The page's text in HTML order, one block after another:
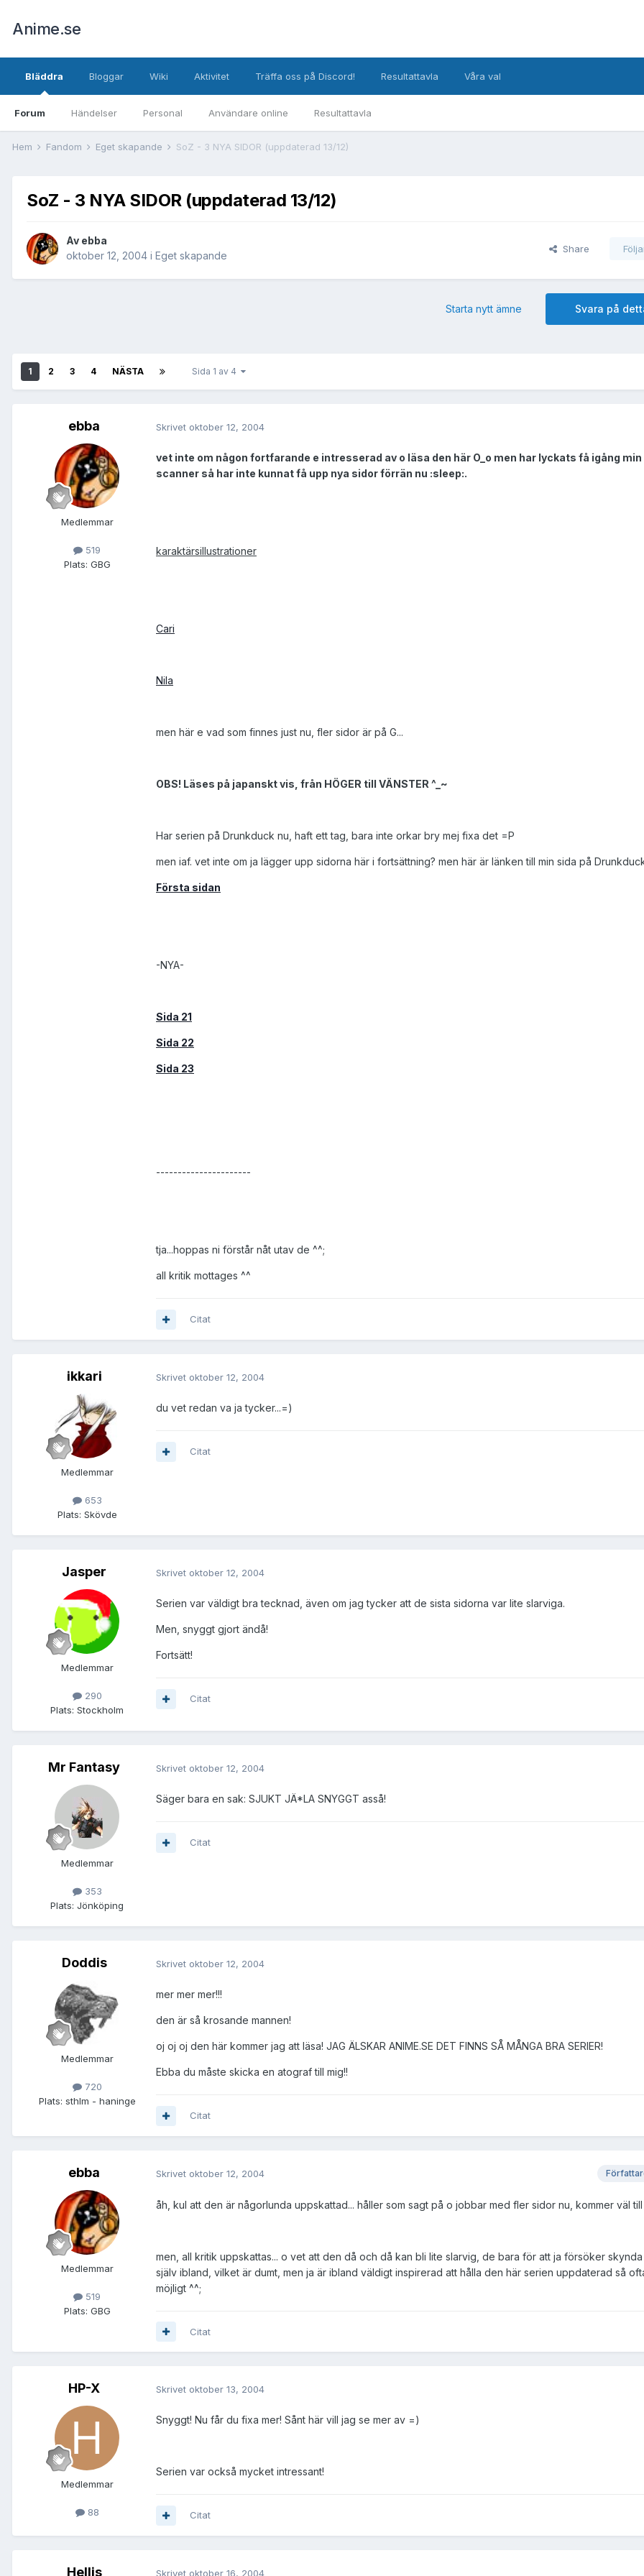
Anime.se
Bläddra
Forum Händelser Personal Användare online Resultattavla
Bloggar Wiki Aktivitet Träffa oss på Discord! Resultattavla Våra val
Hem Fandom Eget skapande SoZ - 3 NYA SIDOR (uppdaterad 13/12)
SoZ - 3 NYA SIDOR (uppdaterad 13/12)
Av ebba
oktober 12, 2004 i Eget skapande
Share
Svara på
Starta nytt ämne
1 2 3 4 NÄSTA Sida 1 av 4
ebba
Medlemmar
519
Plats: GBG
Skrivet oktober 12, 2004
vet inte om någon fortfarande e intresserad av o läsa den här O_o men har lyckats få igång
scanner så har inte kunnat få upp nya sidor förrän nu :sleep:.
karaktärsillustrationer
Cari
Nila
men här e vad som finnes just nu, fler sidor är på G...
OBS! Läses på japanskt vis, från HÖGER till VÄNSTER ^_~
Har serien på Drunkduck nu, haft ett tag, bara inte orkar bry mej fixa det =P
men iaf. vet inte om ja lägger upp sidorna här i fortsättning? men här är länken till min sida på
Första sidan
-NYA-
Sida 21
Sida 22
Sida 23
----------------------
tja...hoppas ni förstår nåt utav de ^^;
all kritik mottages ^^
Citat
ikkari
Medlemmar
653
Plats: Skövde
Skrivet oktober 12, 2004
du vet redan va ja tycker...=)
Citat
Jasper
Medlemmar
290
Plats: Stockholm
Skrivet oktober 12, 2004
Serien var väldigt bra tecknad, även om jag tycker att de sista sidorna var lite slarviga.
Men, snyggt gjort ändå!
Fortsätt!
Citat
Mr Fantasy
Medlemmar
353
Plats: Jönköping
Skrivet oktober 12, 2004
Säger bara en sak: SJUKT JÄ*LA SNYGGT asså!
Citat
Doddis
Medlemmar
720
Plats: sthlm - haninge
Skrivet oktober 12, 2004
mer mer mer!!!
den är så krosande mannen!
oj oj oj den här kommer jag att läsa! JAG ÄLSKAR ANIME.SE DET FINNS SÅ MÅNGA BRA SERIER!
Ebba du måste skicka en atograf till mig!!
Citat
ebba
Medlemmar
519
Plats: GBG
Skrivet oktober 12, 2004
åh, kul att den är någorlunda uppskattad... håller som sagt på o jobbar med fler sidor nu, kommer väl
men, all kritik uppskattas... o vet att den då och då kan bli lite slarvig, de bara för att ja försöker skynda
själv ibland, vilket är dumt, men ja är ibland väldigt inspirerad att hålla den här serien uppdaterad så
möjligt ^^;
Citat
HP-X
Medlemmar
88
Skrivet oktober 13, 2004
Snyggt! Nu får du fixa mer! Sånt här vill jag se mer av =)
Serien var också mycket intressant!
Citat
Hellis Skrivet oktober 16, 2004